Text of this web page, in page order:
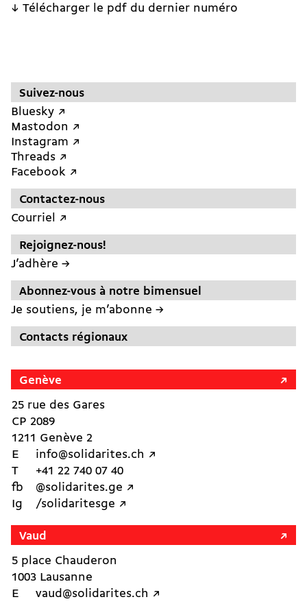
↓ Télécharger le pdf du dernier numéro
Suivez-nous
Bluesky ↗︎
Mastodon ↗︎
Instagram ↗︎
Threads ↗︎
Facebook ↗︎
Contactez-nous
Courriel ↗︎
Rejoignez-nous!
J’adhère →
Abonnez-vous à notre bimensuel
Je soutiens, je m’abonne →
Contacts régionaux
Genève
25 rue des Gares
CP 2089
1211 Genève 2
E
info@solidarites.ch ↗︎
T
+41 22 740 07 40
fb
@solidarites.ge ↗︎
Ig
/solidaritesge ↗︎
Vaud
5 place Chauderon
1003 Lausanne
E
vaud@solidarites.ch ↗︎